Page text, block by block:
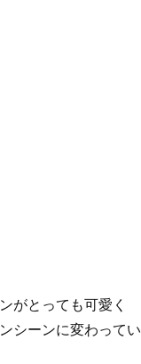
がとっても可愛く
シーンに変わってい